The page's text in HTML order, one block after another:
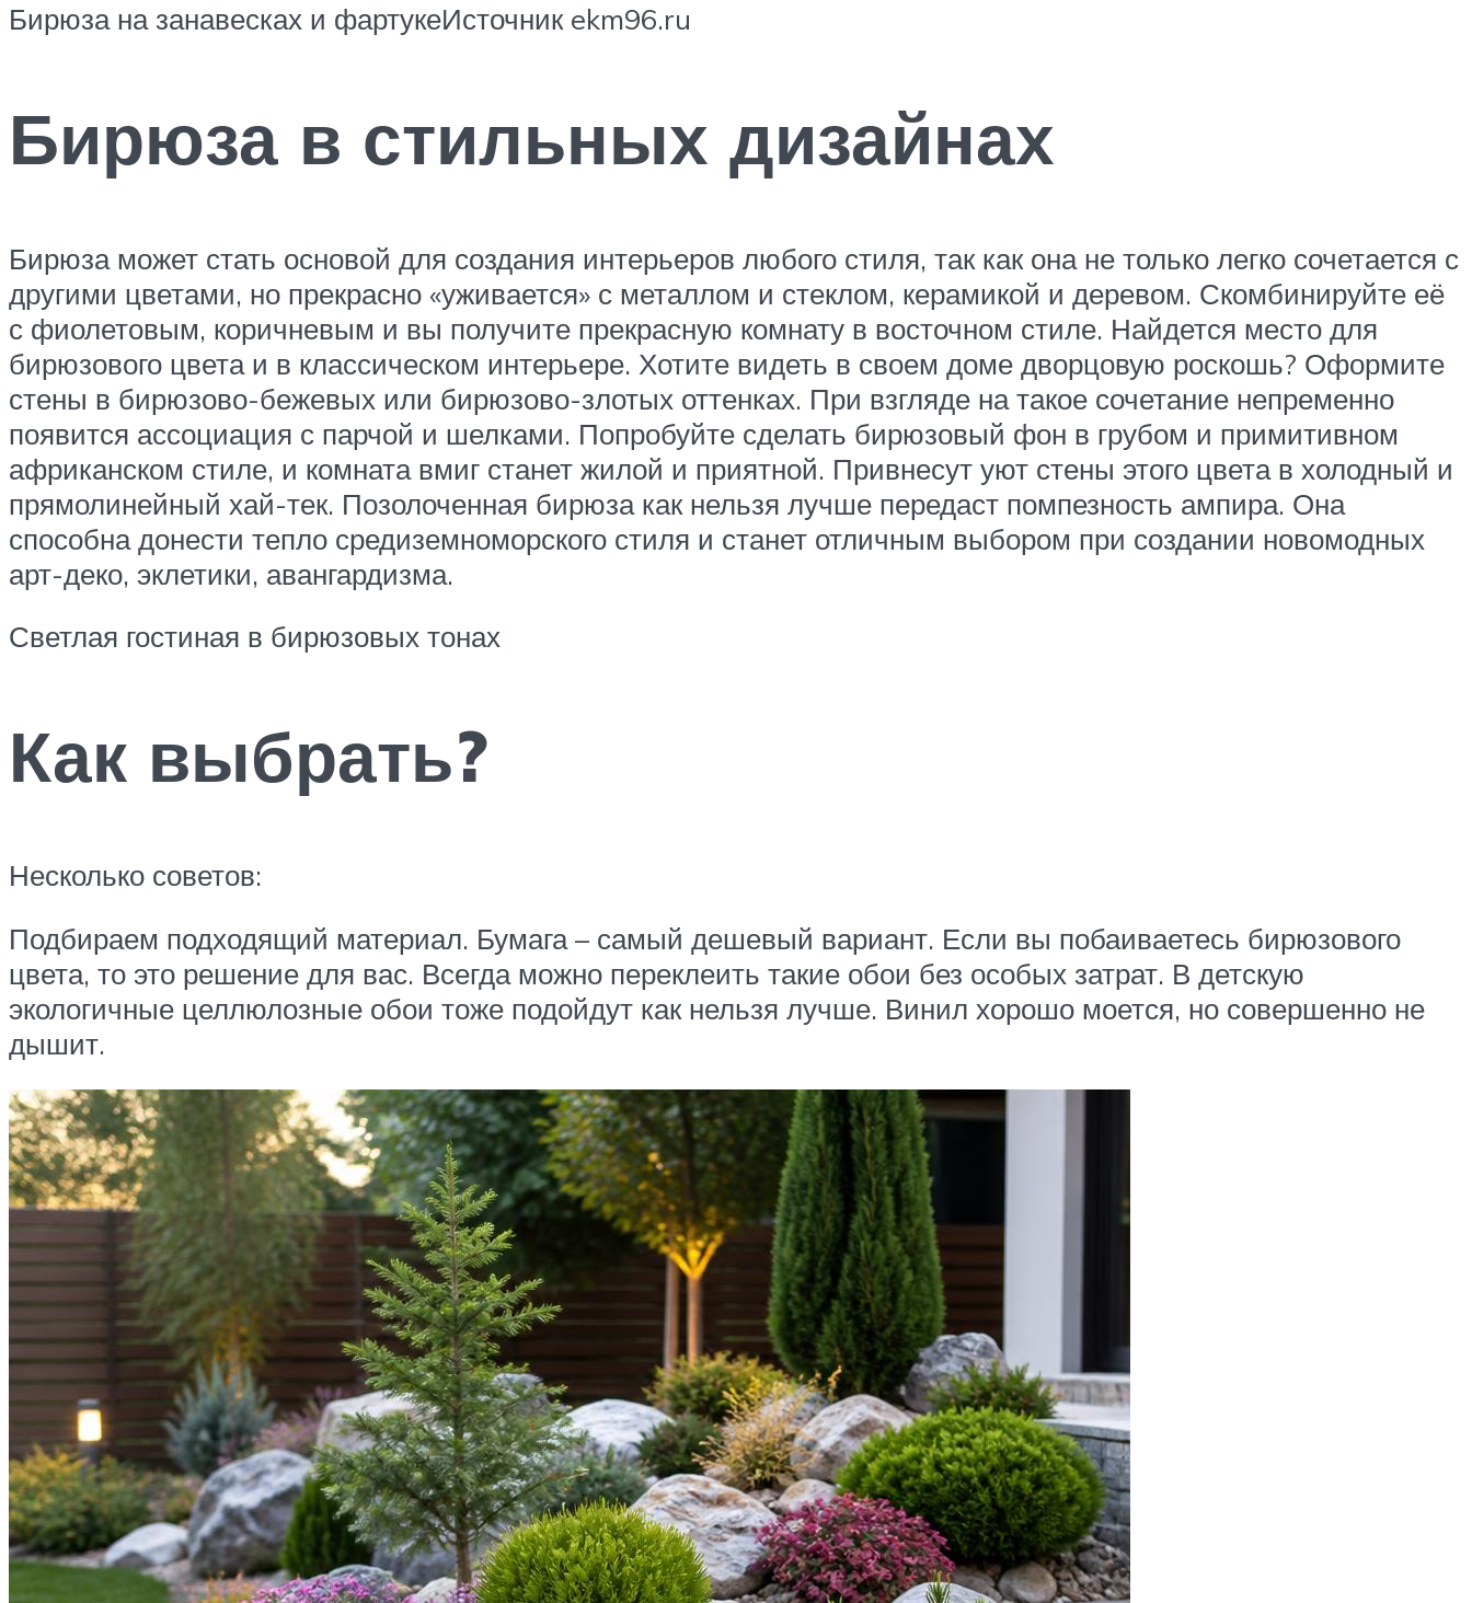
Бирюза на занавесках и фартукеИсточник ekm96.ru
Бирюза в стильных дизайнах
Бирюза может стать основой для создания интерьеров любого стиля, так как она не только легко сочетается с
другими цветами, но прекрасно «уживается» с металлом и стеклом, керамикой и деревом. Скомбинируйте её
с фиолетовым, коричневым и вы получите прекрасную комнату в восточном стиле. Найдется место для
бирюзового цвета и в классическом интерьере. Хотите видеть в своем доме дворцовую роскошь? Оформите
стены в бирюзово-бежевых или бирюзово-злотых оттенках. При взгляде на такое сочетание непременно
появится ассоциация с парчой и шелками. Попробуйте сделать бирюзовый фон в грубом и примитивном
африканском стиле, и комната вмиг станет жилой и приятной. Привнесут уют стены этого цвета в холодный и
прямолинейный хай-тек. Позолоченная бирюза как нельзя лучше передаст помпезность ампира. Она
способна донести тепло средиземноморского стиля и станет отличным выбором при создании новомодных
арт-деко, эклетики, авангардизма.
Светлая гостиная в бирюзовых тонах
Как выбрать?
Несколько советов:
Подбираем подходящий материал. Бумага – самый дешевый вариант. Если вы побаиваетесь бирюзового
цвета, то это решение для вас. Всегда можно переклеить такие обои без особых затрат. В детскую
экологичные целлюлозные обои тоже подойдут как нельзя лучше. Винил хорошо моется, но совершенно не
дышит.